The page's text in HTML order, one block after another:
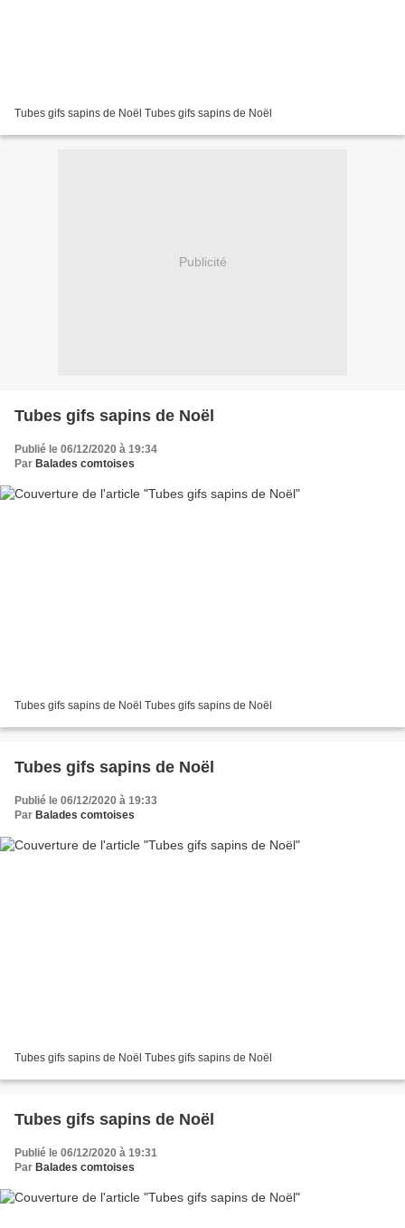
Tubes gifs sapins de Noël Tubes gifs sapins de Noël
Publicité
Tubes gifs sapins de Noël
Publié le 06/12/2020 à 19:34
Par Balades comtoises
Tubes gifs sapins de Noël Tubes gifs sapins de Noël
Tubes gifs sapins de Noël
Publié le 06/12/2020 à 19:33
Par Balades comtoises
Tubes gifs sapins de Noël Tubes gifs sapins de Noël
Tubes gifs sapins de Noël
Publié le 06/12/2020 à 19:31
Par Balades comtoises